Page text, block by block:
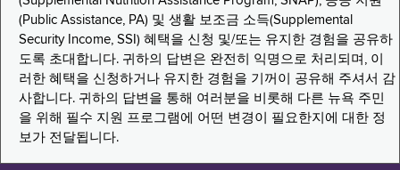
(Public Assistance, PA) 및 생활 보조금 소득(Supplemental
Security Income, SSI) 혜택을 신청 및/또는 유지한 경험을 공유하
도록 초대합니다. 귀하의 답변은 완전히 익명으로 처리되며, 이
러한 혜택을 신청하거나 유지한 경험을 기꺼이 공유해 주셔서 감
사합니다. 귀하의 답변을 통해 여러분을 비롯해 다른 뉴욕 주민
을 위해 필수 지원 프로그램에 어떤 변경이 필요한지에 대한 정
보가 전달됩니다.